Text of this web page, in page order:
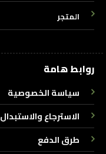
المتجر
روابط هامة
سياسة الخصوصية
الاسترجاع والاستبدال
طرق الدفع